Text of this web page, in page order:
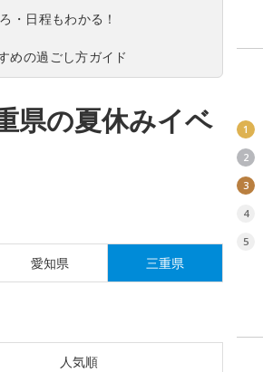
・日程もわかる！
めの過ごし方ガイド
県の夏休みイベ
愛知県 三重県
人気順
1
2
3
4
5